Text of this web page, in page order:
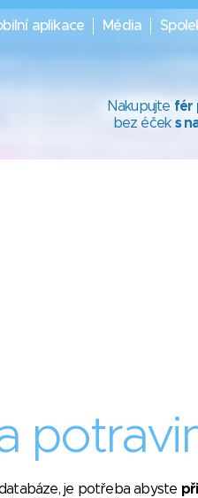
aplikace Média
Nakupujte fér
bez éček s
je potřeba abyste